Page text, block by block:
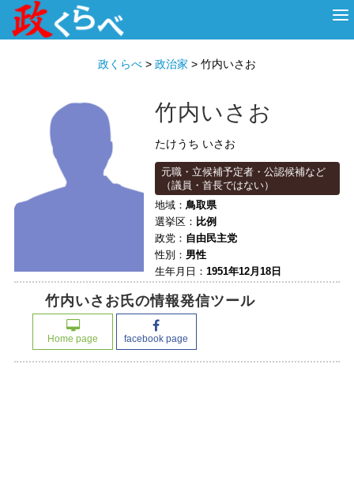
政くらべ > 政治家 > 竹内いさお
竹内いさお
たけうち いさお
元職・立候補予定者・公認候補など
（議員・首長ではない）
地域： 鳥取県
選挙区： 比例
政党： 自由民主党
性別： 男性
生年月日： 1951年12月18日
竹内いさお氏の情報発信ツール
Home page facebook page